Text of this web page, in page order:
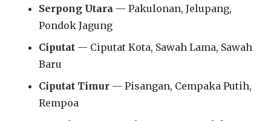
Serpong Utara — Pakulonan, Jelupang,
Pondok Jagung
Ciputat — Ciputat Kota, Sawah Lama, Sawah
Baru
Ciputat Timur — Pisangan, Cempaka Putih,
Rempoa